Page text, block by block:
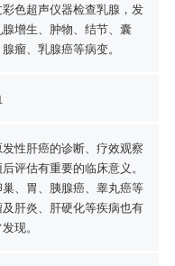
彩色超声仪器检查乳腺，发
腺增生、肿物、结节、囊
瘤、乳腺癌等病变。
发性肝癌的诊断、疗效观察
评估有重要的临床意义。
巢、胃、胰腺癌、睾丸癌等
及肝炎、肝硬化等疾病也有
现。